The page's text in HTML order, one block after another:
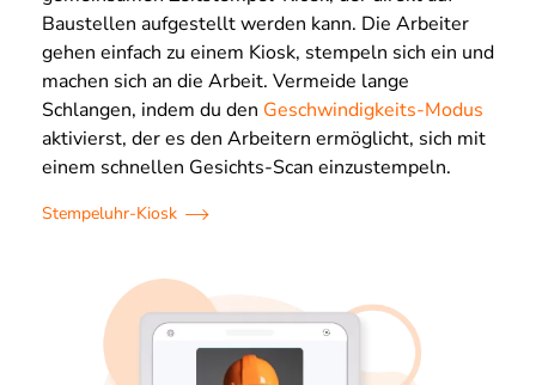
Baustellen aufgestellt werden kann. Die Arbeiter
gehen einfach zu einem Kiosk, stempeln sich ein und
machen sich an die Arbeit. Vermeide lange
Schlangen, indem du den Geschwindigkeits-Modus
aktivierst, der es den Arbeitern ermöglicht, sich mit
einem schnellen Gesichts-Scan einzustempeln.
Stempeluhr-Kiosk